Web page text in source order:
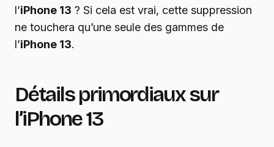
l’iPhone 13 ? Si cela est vrai, cette suppression
ne touchera qu’une seule des gammes de
l’iPhone 13.
Détails primordiaux sur
l’iPhone 13